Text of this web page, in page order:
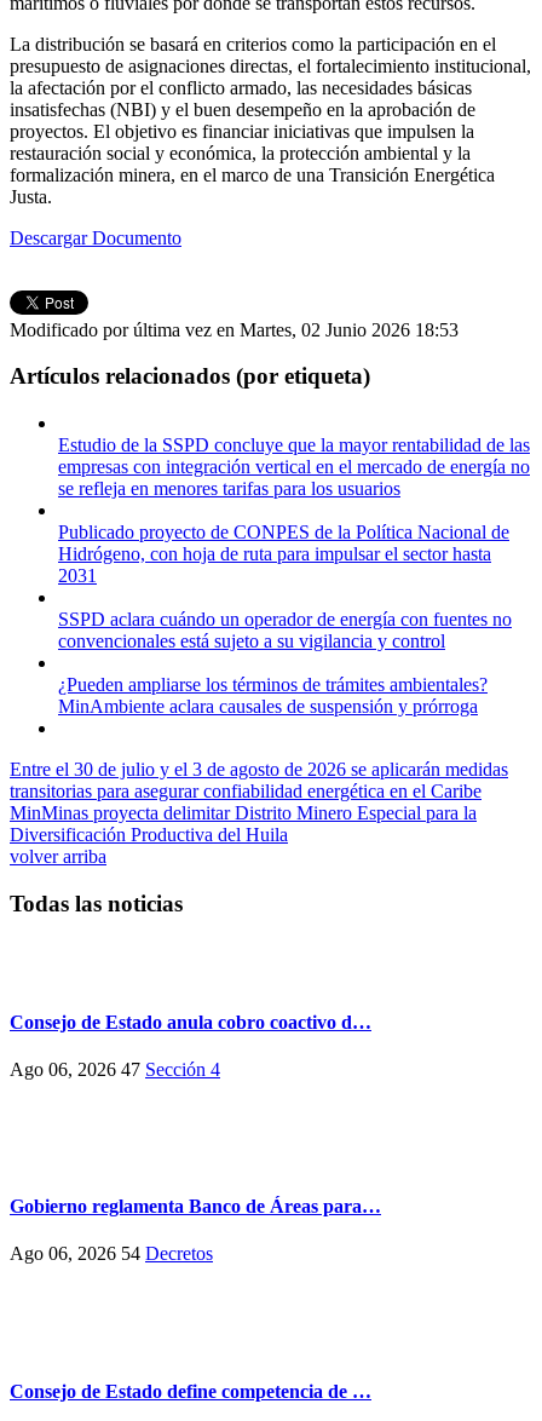
La distribución se basará en criterios como la participación en el
presupuesto de asignaciones directas, el fortalecimiento institucional,
la afectación por el conflicto armado, las necesidades básicas
insatisfechas (NBI) y el buen desempeño en la aprobación de
proyectos. El objetivo es financiar iniciativas que impulsen la
restauración social y económica, la protección ambiental y la
formalización minera, en el marco de una Transición Energética
Justa.
Descargar Documento
Modificado por última vez en Martes, 02 Junio 2026 18:53
Artículos relacionados (por etiqueta)
Estudio de la SSPD concluye que la mayor rentabilidad de las
empresas con integración vertical en el mercado de energía no
se refleja en menores tarifas para los usuarios
Publicado proyecto de CONPES de la Política Nacional de
Hidrógeno, con hoja de ruta para impulsar el sector hasta
2031
SSPD aclara cuándo un operador de energía con fuentes no
convencionales está sujeto a su vigilancia y control
¿Pueden ampliarse los términos de trámites ambientales?
MinAmbiente aclara causales de suspensión y prórroga
Entre el 30 de julio y el 3 de agosto de 2026 se aplicarán medidas
transitorias para asegurar confiabilidad energética en el Caribe
MinMinas proyecta delimitar Distrito Minero Especial para la
Diversificación Productiva del Huila
volver arriba
Todas las noticias
Consejo de Estado anula cobro coactivo d…
Ago 06, 2026 47 Sección 4
Gobierno reglamenta Banco de Áreas para…
Ago 06, 2026 54 Decretos
Consejo de Estado define competencia de …